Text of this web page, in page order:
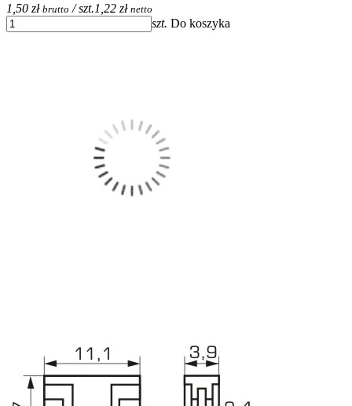
1,50 zł brutto / szt.1,22 zł netto
szt. Do koszyka